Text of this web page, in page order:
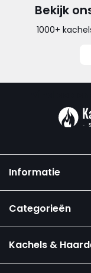
Bekijk
1000+
Informatie
Categorieën
Kachels &